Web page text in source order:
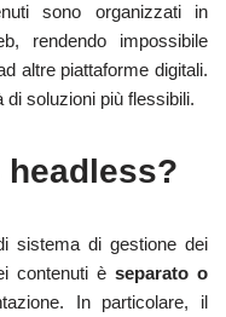
sono organizzati in
rendendo impossibile
altre piattaforme digitali.
soluzioni più flessibili.
headless?
sistema di gestione dei
contenuti è separato o
In particolare, il